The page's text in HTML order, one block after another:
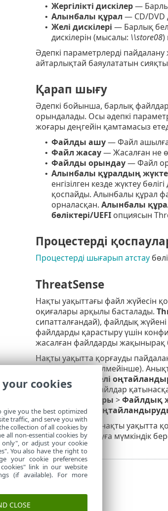
• Жергілікті дискілер—
• Алынбалы құрал — CD/DVD
• Желі дискілері — Барлық
дискілерін (мысалы: \\store08)
Әдепкі параметрлерді
айтарлықтай баяулататын
Қарап шығу
Әдепкі бойынша, барлық
орындалады. Осы әдепкі
жоғары деңгейін қамтамасыз
• Файлды ашу— Файл
• Файл жасау— Жасалған не
• Файлды орындау— Файл
• Алынбалы құралдың
енгізілген кезде жүктеу
қоспайды. Алынбалы құрал
орналасқан. Алынбалы
бөліктері/UEFIопциясын
Процестерді
Процестерді шығарып атстау
ThreatSense
Нақты уақыттағы файл жүйесін
оқиғалары арқылы басталады.
сипатталғандай), файлдық
файлдарды қарастыру үшін
жасалған файлдарды жақынырақ
Нақты уақытта қорғауды
(файлдар өзгертілмейінше).
Бұл әрекет
Зерделі
болса, барлық файлдар
Қорғау құралдары >Файлдық
басып,Зерделі
Файлдық жүйені нақты уақытта
конфигурациялауға мүмкіндік
cookies
give you the best optimized
traffic, and serve you with
collection of all cookies by
all non-essential cookies by
only", or adjust your cookie
You also have the right to
your cookie preferences
link in our website
(if available). For more
CLOSE